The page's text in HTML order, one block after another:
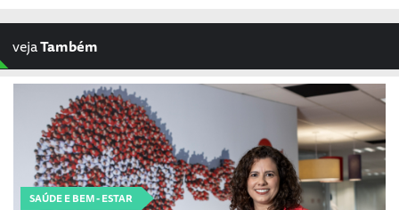
vejaTambém
SAÚDE E BEM - ESTAR